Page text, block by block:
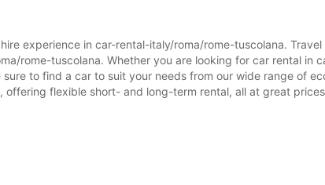
experience in car-rental-italy/roma/rome-tuscolana.
rome-tuscolana. Whether you are looking for car rental in
to find a car to suit your needs from our wide range of
flexible short- and long-term rental, all at great